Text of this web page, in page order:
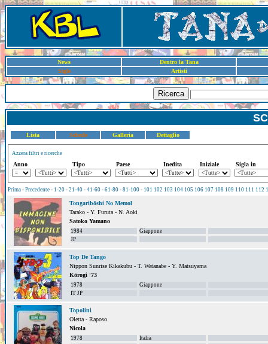
News
Dentro la Tana
Sigle
Artisti
Ricerca
Lista Schede Galleria Dettaglio
Azzera filtri e ricerche
Anno Tipo Paese Inedita Iniziale Sigla in
Prima - Precedente - 1-20 - 21-40 - 41-60 - 61-80 - 81-100 - 101 102 103 104 105 106 107 108 109 110 111 112
Tongaribōshi No Memol
Tarako - Y. Furuta - N. Aoki
Satoko Yamano
1984
Giappone
JP
Top De Tango
Nippon Sunrise Kikakubu - T. Watanabe - Y. Matsuyama
Kōrogi '73
1978
Giappone
IT JP
Topolini
Oletta - Raposo
Nicola
1978
Italia